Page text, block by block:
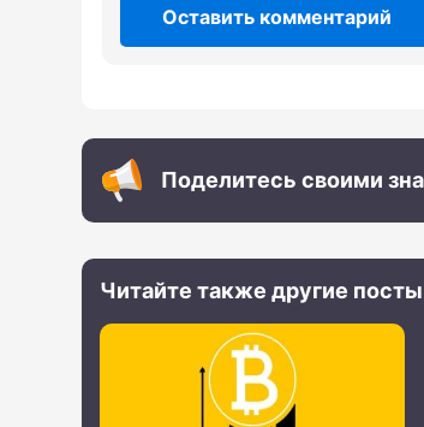
Оставить комментарий
Поделитесь своими
Читайте также другие посты